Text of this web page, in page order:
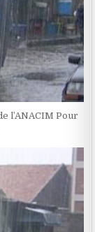
l’ANACIM Pour